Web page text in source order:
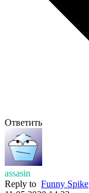
Ответить
assasin
Reply to Funny Spike